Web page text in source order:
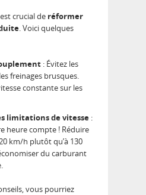
crucial de réformer
. Voici quelques
: Évitez les
freinages brusques.
constante sur les
limitations de vitesse :
heure compte ! Réduire
km/h plutôt qu’à 130
du carburant
vous pourriez